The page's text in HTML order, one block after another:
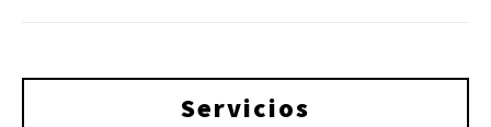
Servicios